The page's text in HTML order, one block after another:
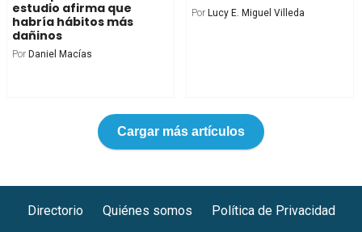
estudio afirma que
habría hábitos más
dañinos
Por Daniel Macías
Por Lucy E. Miguel Villeda
Cargar más artículos
Directorio Quiénes somos Política de Privacidad